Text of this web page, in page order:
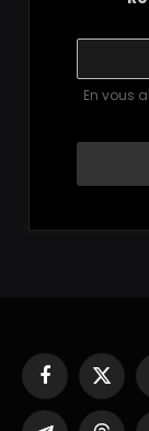
En vous
Facebook
X